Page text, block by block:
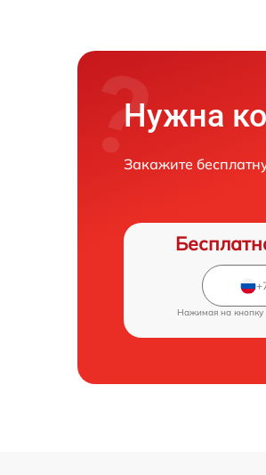
Нужна
Закажите
Нажимая на кнопку